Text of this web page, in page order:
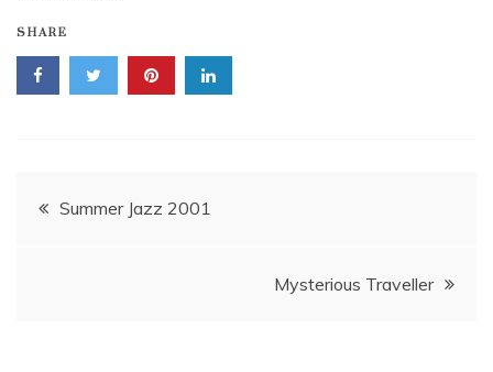
SHARE
Artikkelien
Summer Jazz 2001
Mysterious Traveller